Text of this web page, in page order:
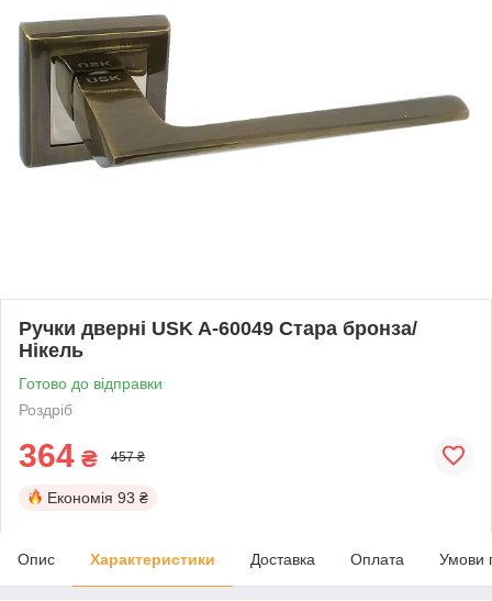
Ручки дверні USK A-60049 Стара бронза/
Нікель
Готово до відправки
Роздріб
364 ₴ 457 ₴
Економія 93 ₴
Опис Характеристики Доставка Оплата Умови